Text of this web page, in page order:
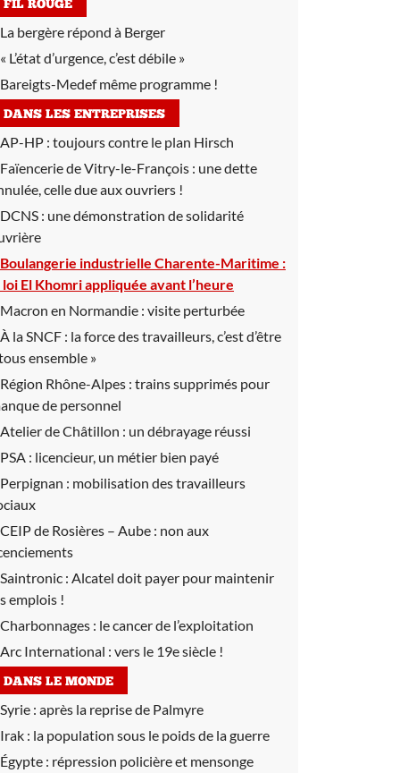
FIL ROUGE
La bergère répond à Berger
« L’état d’urgence, c’est débile »
Bareigts-Medef même programme !
DANS LES ENTREPRISES
AP-HP : toujours contre le plan Hirsch
Faïencerie de Vitry-le-François : une dette
celle due aux ouvriers !
DCNS : une démonstration de solidarité
Boulangerie industrielle Charente-Maritime :
loi El Khomri appliquée avant l’heure
Macron en Normandie : visite perturbée
À la SNCF : la force des travailleurs, c’est d’être
ensemble »
Région Rhône-Alpes : trains supprimés pour
de personnel
Atelier de Châtillon : un débrayage réussi
PSA : licencieur, un métier bien payé
Perpignan : mobilisation des travailleurs
CEIP de Rosières – Aube : non aux
Saintronic : Alcatel doit payer pour maintenir
emplois !
Charbonnages : le cancer de l’exploitation
Arc International : vers le 19e siècle !
DANS LE MONDE
Syrie : après la reprise de Palmyre
Irak : la population sous le poids de la guerre
Égypte : répression policière et mensonge